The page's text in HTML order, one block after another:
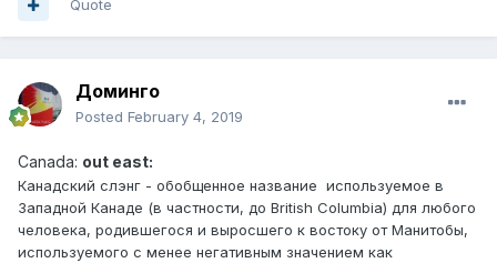
Quote
Доминго
Posted February 4, 2019
Canada: out east:
Канадский слэн г - обобщенное название используемое в
Западной Канаде (в частности, до British Columbia) для любого
человека, родившегося и выросшего к востоку от Манитобы,
используемого с менее негативным значением как